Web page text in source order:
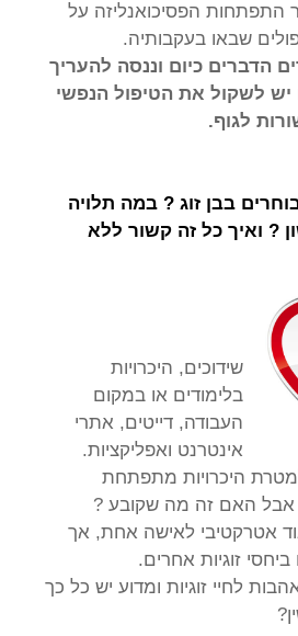
התפתחות הפסיכואנליזה על
שבאו בעקבותיה.
הדברים כיום וננסה להעריך
יש לשקול את הטיפול הנפשי
לגוף.
בבן זוג ? במה תלויה
? ואיך כל זה קשור ללא
שידוכים, היכרויות
בלימודים או במקום
העבודה, דייטים, אתרי
אינטרנט ואפליקציות.
היכרויות מתפתחת
אבל האם זה מה שקובע ?
אטרקטיבי לאישה אחת, אך
זוגיות אחרים.
לחיי זוגיות ומדוע יש כל כך